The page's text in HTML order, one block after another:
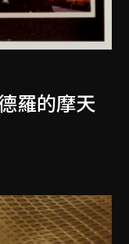
羅的摩天